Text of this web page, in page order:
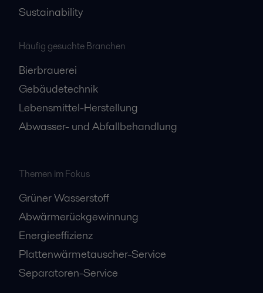
Sustainability
Häufig gesuchte Branchen
Bierbrauerei
Gebäudetechnik
Lebensmittel-Herstellung
Abwasser- und Abfallbehandlung
Themen im Fokus
Grüner Wasserstoff
Abwärmerückgewinnung
Energieeffizienz
Plattenwärmetauscher-Service
Separatoren-Service